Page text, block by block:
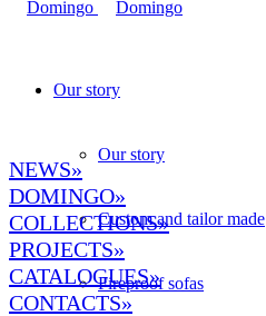
Our story
Our story
Custom and tailor made
Fireproof sofas
NEWS»
DOMINGO»
COLLECTIONS»
PROJECTS»
CATALOGUES»
CONTACTS»